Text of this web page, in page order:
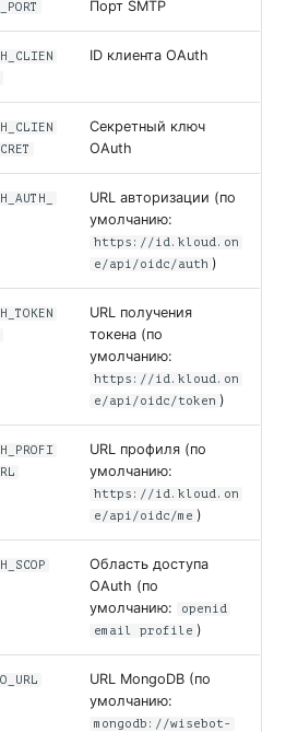
Порт SMTP
ID клиента OAuth
Секретный ключ
OAuth
URL авторизации (по
умолчанию:
https://id.kloud.on
e/api/oidc/auth )
URL получения
токена (по
умолчанию:
https://id.kloud.on
e/api/oidc/token )
URL профиля (по
умолчанию:
https://id.kloud.on
e/api/oidc/me )
Область доступа
OAuth (по
умолчанию:
openid
email profile )
URL MongoDB (по
умолчанию:
mongodb://wisebot-